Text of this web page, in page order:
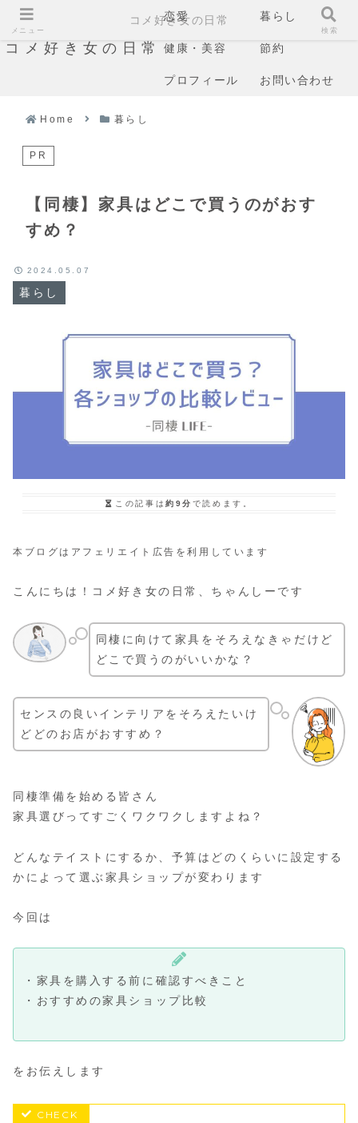
コメ好き女の日常
恋愛 暮らし
健康・美容 節約
プロフィール お問い合わせ
Home 暮らし
PR
【同棲】家具はどこで買うのがおす
すめ？
暮らし
2024.05.07
この記事は約9分 で読めます。
本ブログはアフェリエイト広告を利用しています
こんにちは！コメ好き女の日常、ちゃんしーです
同棲に向けて家具をそろえなきゃだけど
どこで買うのがいいかな？
センスの良いインテリアをそろえたいけ
どどのお店がおすすめ？
同棲準備を始める皆さん
家具選びってすごくワクワクしますよね？
どんなテイストにするか、予算はどのくらいに設定する
かによって選ぶ家具ショップが変わります
今回は
・家具を購入する前に確認すべきこと
・おすすめの家具ショップ比較
をお伝えします
メニュー
コメ好き女の日常
検索